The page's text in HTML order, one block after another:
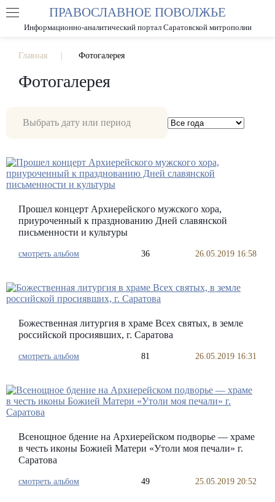
РАЗМЕР ШРИФТА А А
ПРАВОСЛАВНОЕ ПОВОЛЖЬЕ
Информационно-аналитический портал Саратовской митрополии
Главная Фотогалерея
Фотогалерея
Прошел концерт Архиерейского мужского хора,
приуроченный к празднованию Дней славянской
письменности и культуры
смотреть альбом 36 26.05.2019 16:58
Божественная литургия в храме Всех святых, в земле
российской просиявших, г. Саратова
смотреть альбом 81 26.05.2019 16:31
Всенощное бдение на Архиерейском подворье — храме
в честь иконы Божией Матери «Утоли моя печали» г.
Саратова
смотреть альбом 49 25.05.2019 20:52